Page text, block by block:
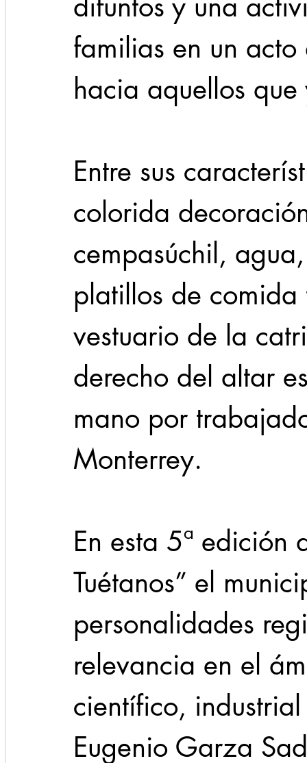
familias en un
hacia aquellos
Entre sus
colorida
cempasúchil,
platillos de
vestuario de la
derecho del altar
mano por
Monterrey.
En esta 5ª edición
Tuétanos” el
personalidades
relevancia en el
científico,
Eugenio Garza